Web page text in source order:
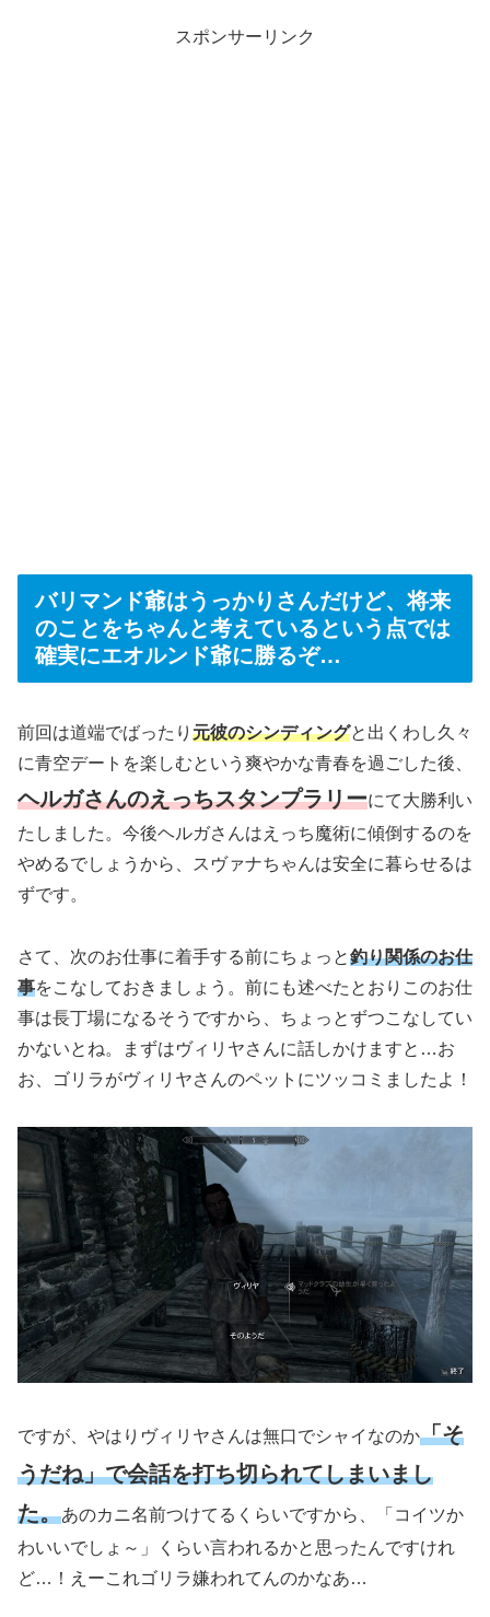
スポンサーリンク
バリマンド爺はうっかりさんだけど、将来
のことをちゃんと考えているという点では
確実にエオルンド爺に勝るぞ…
前回は道端でばったり 元彼のシンディングと出くわし久々
に青空デートを楽しむという爽やかな青春を過ごした後、
ヘルガさんのえっちスタンプラリーにて大勝利い
たしました。今後ヘルガさんはえっち魔術に傾倒するのを
やめるでしょうから、スヴァナちゃんは安全に暮らせるは
ずです。
さて、次のお仕事に着手する前にちょっと釣り関係のお仕
事をこなしておきましょう。前にも述べたとおりこのお仕
事は長丁場になるそうですから、ちょっとずつこなしてい
かないとね。まずはヴィリヤさんに話しかけますと…お
お、ゴリラがヴィリヤさんのペットにツッコミましたよ！
ですが、やはりヴィリヤさんは無口でシャイなのか「そ
うだね」で会話を打ち切られてしまいまし
た。あのカニ名前つけてるくらいですから、「コイツか
わいいでしょ～」くらい言われるかと思ったんですけれ
ど…！えーこれゴリラ嫌われてんのかなあ…